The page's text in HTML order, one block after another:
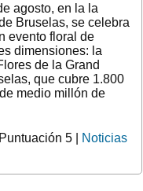
agosto, en la la
Bruselas, se celebra
evento floral de
dimensiones: la
de la Grand
que cubre 1.800
medio millón de
5 |
Noticias